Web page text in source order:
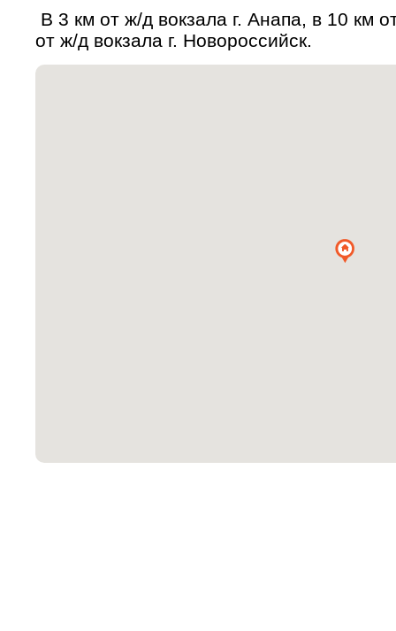
В 3 км от ж/д вокзала г. Анапа, в 10 км
от ж/д вокзала г. Новороссийск.